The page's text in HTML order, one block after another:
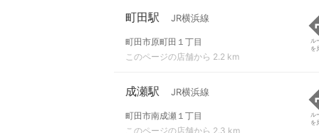
町田駅 JR横浜線
町田市原町田１丁目
このページの店舗から 2.2 km
ル
を
成瀬駅 JR横浜線
町田市南成瀬１丁目
このページの店舗から 2.3 km
ル
を